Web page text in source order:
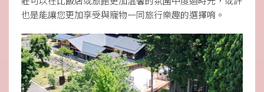
也是能讓您更加享受與寵物一同旅行樂趣的選擇唷。